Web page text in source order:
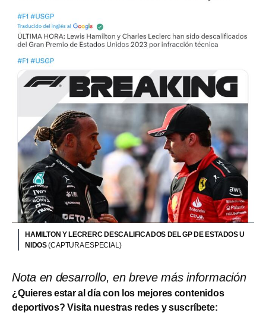
HAMILTON Y LECRERC DESCALIFICADOS DEL GP DE ESTADOS U
NIDOS(CAPTURA ESPECIAL)
Nota en desarrollo, en breve más información
¿Quieres estar al día con los mejores contenidos
deportivos? Visita nuestras redes y suscríbete: